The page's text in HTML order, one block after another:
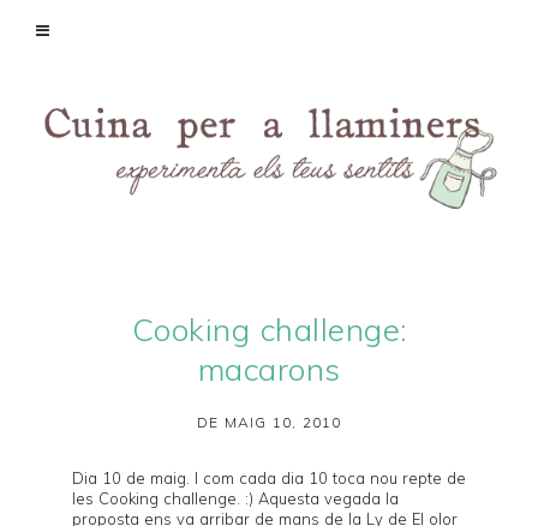
Cooking challenge:
macarons
DE MAIG 10, 2010
Dia 10 de maig. I com cada dia 10 toca nou repte de
les Cooking challenge . :) Aquesta vegada la
proposta ens va arribar de mans de la Ly de El olor